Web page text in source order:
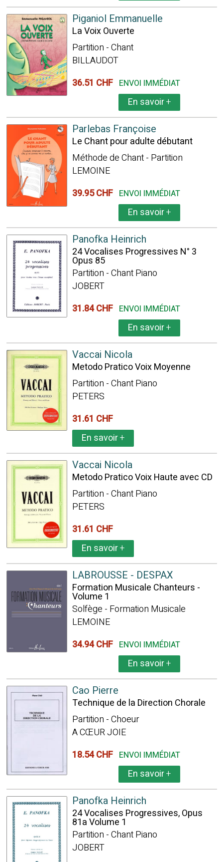
Piganiol Emmanuelle
La Voix Ouverte
Partition - Chant
BILLAUDOT
36.51 CHF ENVOI IMMÉDIAT
En savoir+
Parlebas Françoise
Le Chant pour adulte débutant
Méthode de Chant - Partition
LEMOINE
39.95 CHF ENVOI IMMÉDIAT
En savoir+
Panofka Heinrich
24 Vocalises Progressives N° 3
Opus 85
Partition - Chant Piano
JOBERT
31.84 CHF ENVOI IMMÉDIAT
En savoir+
Vaccai Nicola
Metodo Pratico Voix Moyenne
Partition - Chant Piano
PETERS
31.61 CHF
En savoir+
Vaccai Nicola
Metodo Pratico Voix Haute avec CD
Partition - Chant Piano
PETERS
31.61 CHF
En savoir+
LABROUSSE - DESPAX
Formation Musicale Chanteurs -
Volume 1
Solfège - Formation Musicale
LEMOINE
34.94 CHF ENVOI IMMÉDIAT
En savoir+
Cao Pierre
Technique de la Direction Chorale
Partition - Choeur
A CŒUR JOIE
18.54 CHF ENVOI IMMÉDIAT
En savoir+
Panofka Heinrich
24 Vocalises Progressives, Opus
81a Volume 1
Partition - Chant Piano
JOBERT